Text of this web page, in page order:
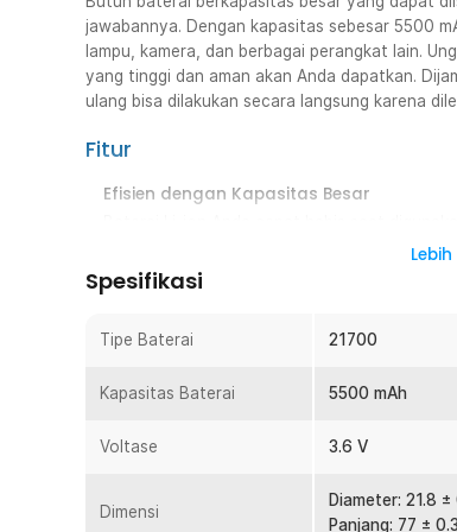
jawabannya. Dengan kapasitas sebesar 5500
lampu, kamera, dan berbagai perangkat lain.
yang tinggi dan aman akan Anda dapatkan.
ulang bisa dilakukan secara langsung karena
Fitur
Efisien dengan Kapasitas Besar
21700 berkapasitas 5500 mAh. Kapasitas
berbagai perangkat elektronik dengan daya
Baterai yang dapat diisi ulang adalah pilihan
daya bisa dilakukan secara langsung
Berikan Arus Kontinu 20 A
Meski memberikan aliran daya tinggi, baterai
mendukung perangkat yang membutuhkan
Spesifikasi
Tipe Baterai 21700
Kapasitas Baterai 5500 mAh
Voltase 3.6 V
Dimensi
Diameter: 21.8 ±
Panjang: 77 ±